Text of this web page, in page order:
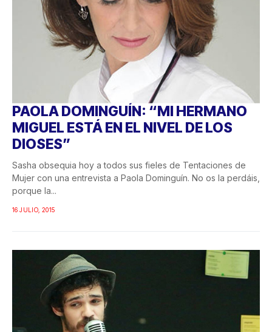
PAOLA DOMINGUÍN: “MI HERMANO
MIGUEL ESTÁ EN EL NIVEL DE LOS
DIOSES”
Sasha obsequia hoy a todos sus fieles de Tentaciones de
Mujer con una entrevista a Paola Dominguín. No os la perdáis,
porque la...
16 JULIO, 2015